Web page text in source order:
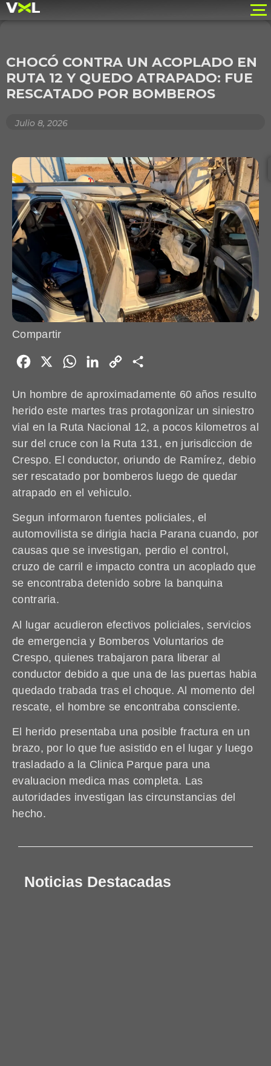
CHOCÓ CONTRA UN ACOPLADO EN
RUTA 12 Y QUEDO ATRAPADO: FUE
RESCATADO POR BOMBEROS
Julio 8, 2026
Compartir
Facebook WhatsAppLinkedIn
Copy
Un hombre de aproximadamente 60 años resulto
herido este martes tras protagonizar un siniestro
vial en la Ruta Nacional 12, a pocos kilometros al
sur del cruce con la Ruta 131, en jurisdiccion de
Crespo. El conductor, oriundo de Ramírez, debio
ser rescatado por bomberos luego de quedar
atrapado en el vehiculo.
Segun informaron fuentes policiales, el
automovilista se dirigia hacia Parana cuando, por
causas que se investigan, perdio el control,
cruzo de carril e impacto contra un acoplado que
se encontraba detenido sobre la banquina
contraria.
Al lugar acudieron efectivos policiales, servicios
de emergencia y Bomberos Voluntarios de
Crespo, quienes trabajaron para liberar al
conductor debido a que una de las puertas habia
quedado trabada tras el choque. Al momento del
rescate, el hombre se encontraba consciente.
El herido presentaba una posible fractura en un
brazo, por lo que fue asistido en el lugar y luego
trasladado a la Clinica Parque para una
evaluacion medica mas completa. Las
autoridades investigan las circunstancias del
hecho.
Noticias Destacadas